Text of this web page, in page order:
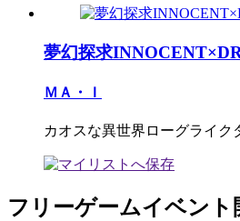
夢幻探求
ＭＡ・Ｉ
カオスな異世界ローグライク
フリーゲームイベント